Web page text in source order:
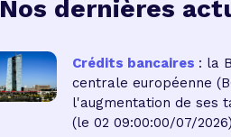
Nos dernières
Crédits bancaires : la
centrale européenne
l'augmentation de ses
(le 02 09:00:00/07/2026)